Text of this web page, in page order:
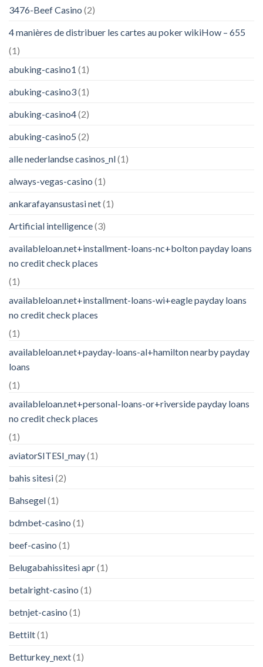
3476-Beef Casino (2)
4 manières de distribuer les cartes au poker wikiHow – 655
(1)
abuking-casino1 (1)
abuking-casino3(1)
abuking-casino4(2)
abuking-casino5 (2)
alle nederlandse casinos_nl(1)
always-vegas-casino (1)
ankarafayansustasi net(1)
Artificial intelligence(3)
availableloan.net+installment-loans-nc+bolton payday loans
no credit check places
(1)
availableloan.net+installment-loans-wi+eagle payday loans
no credit check places
(1)
availableloan.net+payday-loans-al+hamilton nearby payday
loans
(1)
availableloan.net+personal-loans-or+riverside payday loans
no credit check places
(1)
aviatorSITESI_may(1)
bahis sitesi(2)
Bahsegel(1)
bdmbet-casino (1)
beef-casino (1)
Belugabahissitesi apr(1)
betalright-casino (1)
betnjet-casino (1)
Bettilt(1)
Betturkey_next(1)